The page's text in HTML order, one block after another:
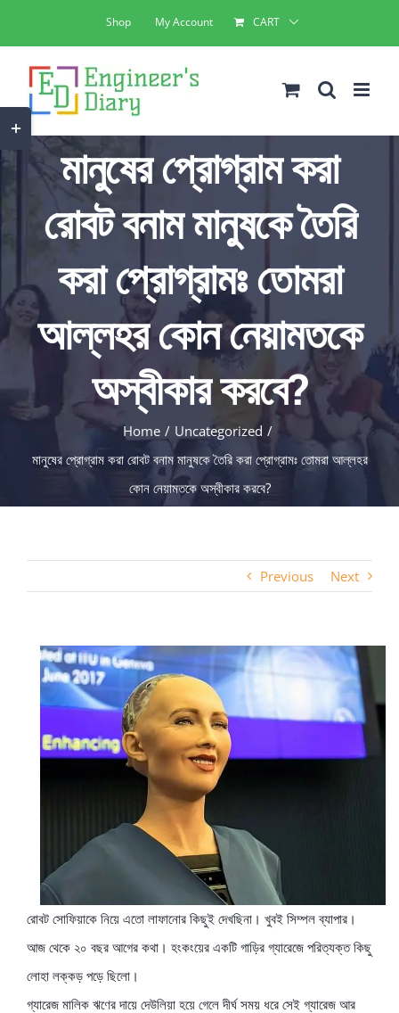
to
content
Shop My Account CART
মানুষের প্রোগ্রাম করা
রোবট বনাম মানুষকে তৈরি
করা প্রোগ্রামঃ তোমরা
আল্লহর কোন নেয়ামতকে
অস্বীকার করবে?
Home
Uncategorized
মানুষের প্রোগ্রাম করা রোবট বনাম মানুষকে তৈরি করা প্রোগ্রামঃ তোমরা আল্লহর
কোন নেয়ামতকে অস্বীকার করবে?
Previous Next
রোবট সোফিয়াকে নিয়ে এতো লাফানোর কিছুই দেখছিনা। খুবই সিম্পল ব্যাপার।
আজ থেকে ২০ বছর আগের কথা। হংকংয়ের একটি গাড়ির গ্যারেজে পরিত্যক্ত কিছু
লোহা লক্কড় পড়ে ছিলো।
গ্যারেজ মালিক ঋণের দায়ে দেউলিয়া হয়ে গেলে দীর্ঘ সময় ধরে সেই গ্যারেজ আর
Toggle
Sliding